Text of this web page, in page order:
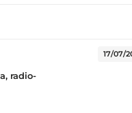
radio-
17/07/